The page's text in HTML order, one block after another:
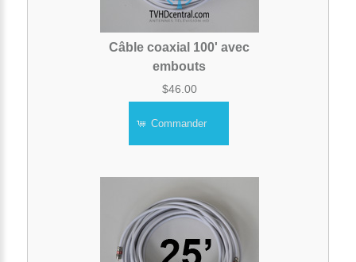
Câble coaxial 100' avec
embouts
$46.00
Commander